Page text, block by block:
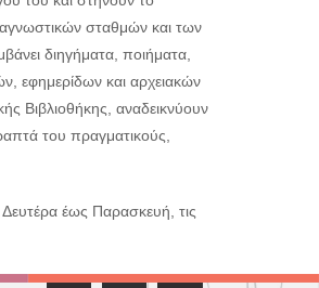
σταθμών και των
διηγήματα, ποιήματα,
εφημερίδων και αρχειακών
Βιβλιοθήκης, αναδεικνύουν
του πραγματικούς,
Δευτέρα έως Παρασκευή, τις